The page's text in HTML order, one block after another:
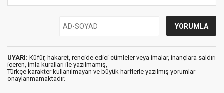
UYARI: Küfür, hakaret, rencide edici cümleler veya imalar, inançlara saldırı
içeren, imla kuralları ile yazılmamış,
Türkçe karakter kullanılmayan ve büyük harflerle yazılmış yorumlar
onaylanmamaktadır.